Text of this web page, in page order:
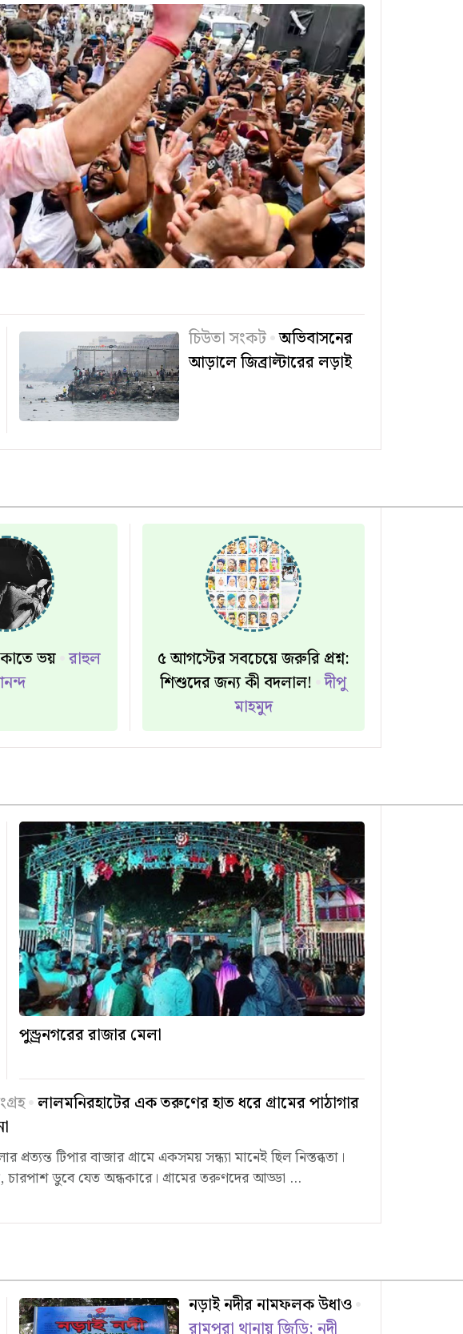
চিউতা সংকট অভিবাসনের
আড়ালে জিব্রাল্টারের লড়াই
ভয় রাহুল
৫ আগস্টের সবচেয়ে জরুরি প্রশ্ন:
শিশুদের জন্য কী বদলাল! দীপু
মাহমুদ
পুন্ড্রনগরের রাজার মেলা
লালমনিরহাটের এক তরুণের হাত ধরে গ্রামের পাঠাগার
টিপার বাজার গ্রামে একসময় সন্ধ্যা মানেই ছিল নিস্তব্ধতা।
ডুবে যেত অন্ধকারে। গ্রামের তরুণদের আড্ডা ...
নড়াই নদীর নামফলক উধাও